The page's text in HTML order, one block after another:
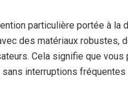
particulière portée à la
des matériaux robustes,
Cela signifie que vous
interruptions